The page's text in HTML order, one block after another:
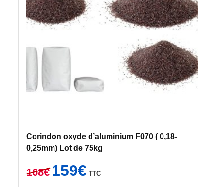
Corindon oxyde d’aluminium F070 ( 0,18-
0,25mm) Lot de 75kg
168€
Le
prix
159€prix
TTC